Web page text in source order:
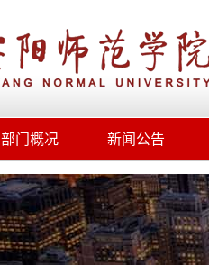
部门概况 新闻公告